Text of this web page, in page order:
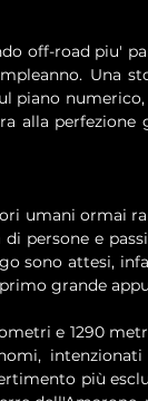
off-road piu'
Una
piano
alla perfezione
umani ormai
persone e
sono attesi,
grande
e 1290
più